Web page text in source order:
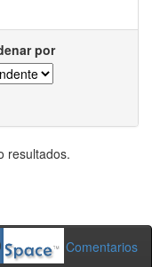
por
resultados.
Comentarios